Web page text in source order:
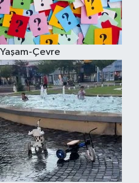
Yaşam-Çevre
Spor
Burç Yorumları
Çocuk
Eğitim
Hava Durumu
Kadın